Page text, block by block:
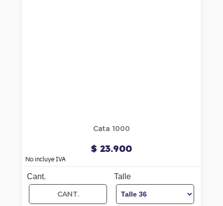
Cata 1000
$ 23.900
No incluye IVA
Cant. Talle